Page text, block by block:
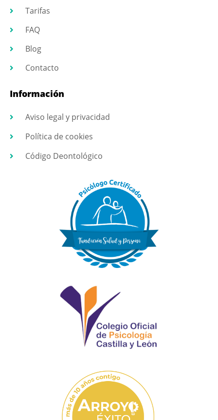
Tarifas
FAQ
Blog
Contacto
Información
Aviso legal y privacidad
Política de cookies
Código Deontológico